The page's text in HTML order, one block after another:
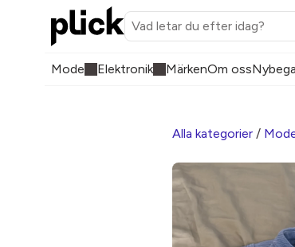
Mode Elektronik MärkenOm oss
Alla kategorier /